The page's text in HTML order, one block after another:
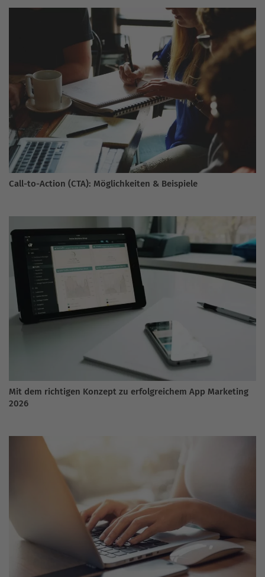
Call-to-Action (CTA): Möglichkeiten & Beispiele
Mit dem richtigen Konzept zu erfolgreichem App Marketing
2026